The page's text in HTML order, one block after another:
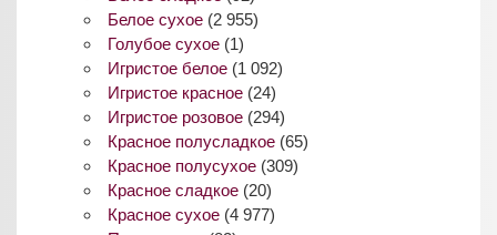
Белое сухое (2 955)
Голубое сухое (1)
Игристое белое (1 092)
Игристое красное (24)
Игристое розовое (294)
Красное полусладкое (65)
Красное полусухое (309)
Красное сладкое (20)
Красное сухое (4 977)